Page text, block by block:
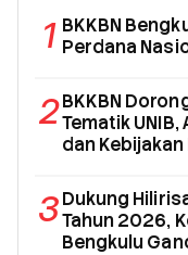
1 BKKBN
Perdana
2BKKBN
Tematik
dan
3Dukung
Tahun 2026,
Bengkulu